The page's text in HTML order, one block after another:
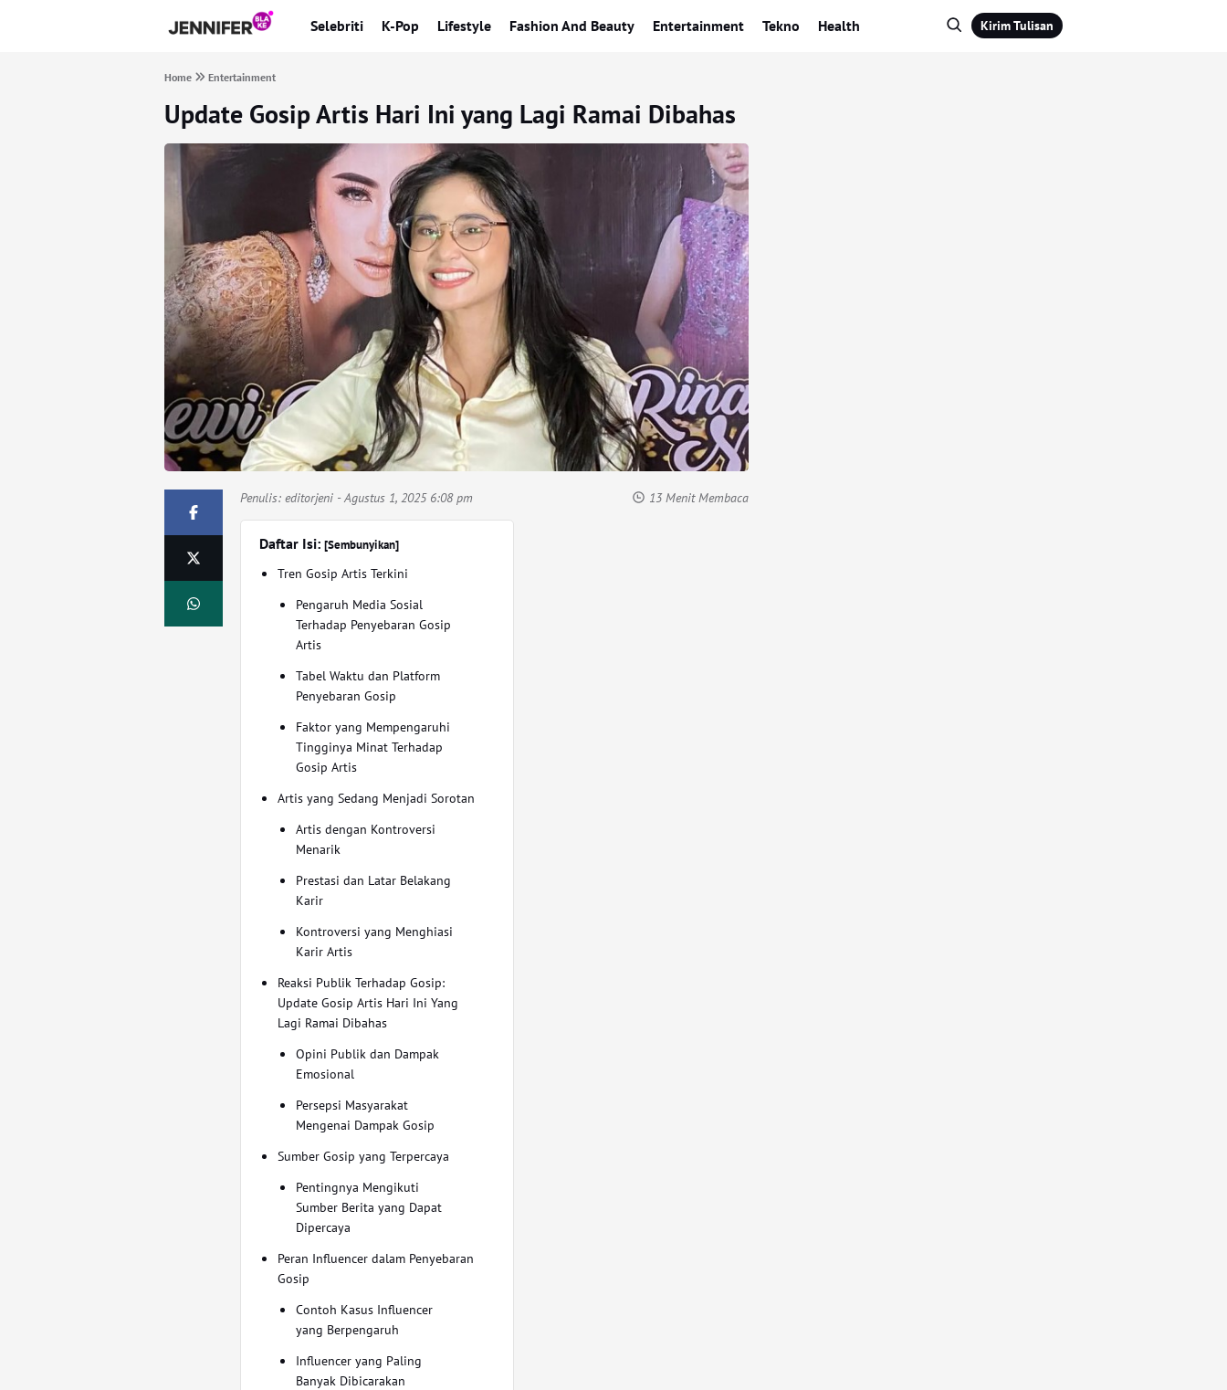
Selebriti K-Pop Lifestyle Fashion And Beauty Entertainment Tekno Health Kirim Tulisan
Home Entertainment
Update Gosip Artis Hari Ini yang Lagi Ramai Dibahas
Penulis:editorjeni - Agustus 1, 2025 6:08 pm 13 Menit Membaca
Daftar Isi:[Sembunyikan]
Tren Gosip Artis Terkini
Pengaruh Media Sosial
Terhadap Penyebaran Gosip
Artis
Tabel Waktu dan Platform
Penyebaran Gosip
Faktor yang Mempengaruhi
Tingginya Minat Terhadap
Gosip Artis
Artis yang Sedang Menjadi Sorotan
Artis dengan Kontroversi
Menarik
Prestasi dan Latar Belakang
Karir
Kontroversi yang Menghiasi
Karir Artis
Reaksi Publik Terhadap Gosip:
Update Gosip Artis Hari Ini Yang
Lagi Ramai Dibahas
Opini Publik dan Dampak
Emosional
Persepsi Masyarakat
Mengenai Dampak Gosip
Sumber Gosip yang Terpercaya
Pentingnya Mengikuti
Sumber Berita yang Dapat
Dipercaya
Peran Influencer dalam Penyebaran
Gosip
Contoh Kasus Influencer
yang Berpengaruh
Influencer yang Paling
Banyak Dibicarakan